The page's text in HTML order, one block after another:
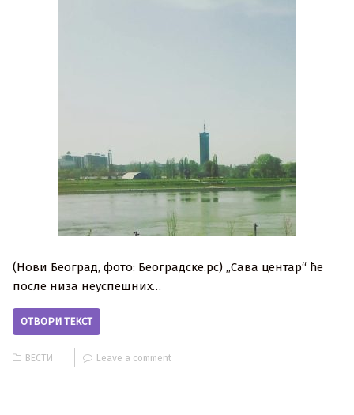
(Нови Београд, фото: Београдске.рс) ,,Сава центар“ ће
после низа неуспешних…
ОТВОРИ ТЕКСТ
ВЕСТИ Leave a comment